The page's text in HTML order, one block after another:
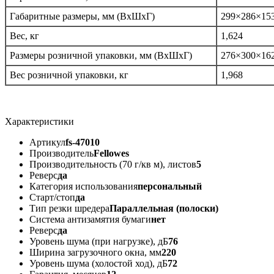
Габаритные размеры, мм (ВxШxГ)
Вес, кг
1,624
Размеры розничной упаковки, мм (ВxШxГ)
Вес розничной упаковки, кг
1,968
Характеристики
Артикулfs-47010
ПроизводительFellowes
Производительность (70 г/кв м), листов5
Реверсда
Категория использованияперсональный
Старт/стопда
Тип резки шредераПараллельная (полоски)
Система антизамятия бумагинет
Реверсда
Уровень шума (при нагрузке), дБ76
Ширина загрузочного окна, мм220
Уровень шума (холостой ход), дБ72